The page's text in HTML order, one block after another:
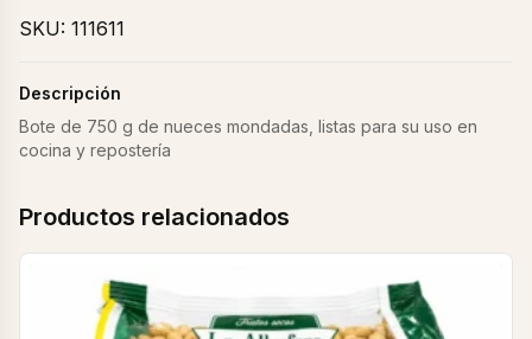
SKU: 111611
Descripción
Bote de 750 g de nueces mondadas, listas para su uso en
cocina y repostería
Productos relacionados